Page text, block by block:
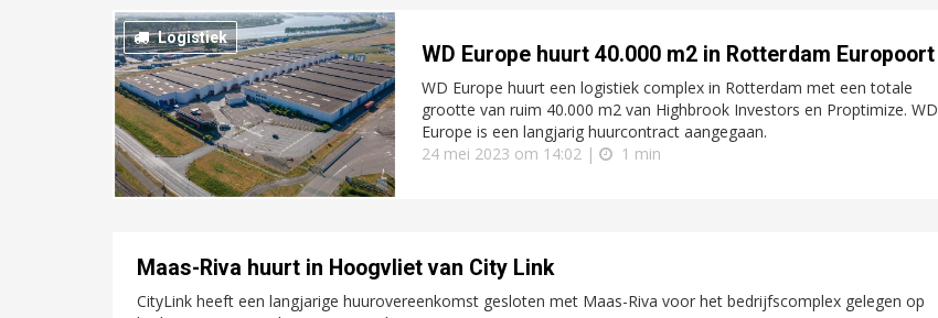
Logistiek
WD Europe huurt 40.000 m2 in Rotterdam Europoort
WD Europe huurt een logistiek complex in Rotterdam met een totale
grootte van ruim 40.000 m2 van Highbrook Investors en Proptimize. WD
Europe is een langjarig huurcontract aangegaan.
24 mei 2023 om 14:02 |
1 min
Maas-Riva huurt in Hoogvliet van City Link
CityLink heeft een langjarige huurovereenkomst gesloten met Maas-Riva voor het bedrijfscomplex gelegen op